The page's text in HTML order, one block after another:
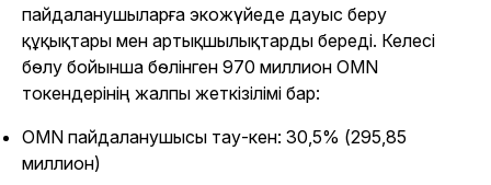
пайдаланушыларға экожүйеде дауыс беру
құқықтары мен артықшылықтарды береді. Келесі
бөлу бойынша бөлінген 970 миллион OMN
токендерінің жалпы жеткізілімі бар:
OMN пайдаланушысы тау-кен: 30,5% (295,85
миллион)